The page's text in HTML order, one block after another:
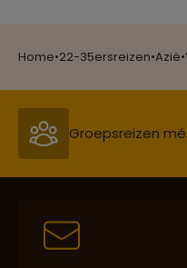
Home•22-35ersreizen•Azië•
Persoonlijk en
Best